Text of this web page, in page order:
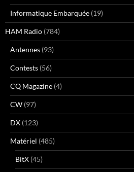
Informatique Embarquée (19)
HAM Radio (784)
Antennes (93)
Contests (56)
CQ Magazine (4)
CW (97)
DX (123)
Matériel (485)
BitX (45)